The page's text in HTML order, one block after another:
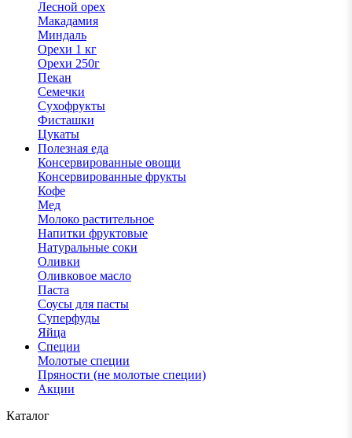
Лесной орех
Макадамия
Миндаль
Орехи 1 кг
Орехи 250г
Пекан
Семечки
Сухофрукты
Фисташки
Цукаты
Полезная еда
Консервированные овощи
Консервированные фрукты
Кофе
Мед
Молоко растительное
Напитки фруктовые
Натуральные соки
Оливки
Оливковое масло
Паста
Соусы для пасты
Суперфуды
Яйца
Специи
Молотые специи
Пряности (не молотые специи)
Акции
Каталог